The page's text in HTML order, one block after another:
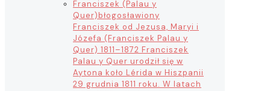
Franciszek (Palau y
Quer)błogosławiony
Franciszek od Jezusa, Maryi i
Józefa (Franciszek Palau y
Quer) 1811–1872 Franciszek
Palau y Quer urodził się w
Aytona koło Lérida w Hiszpanii
29 grudnia 1811 roku. W latach